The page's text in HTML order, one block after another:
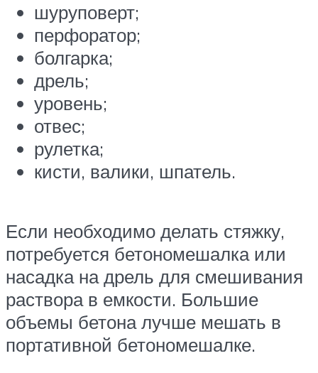
шуруповерт;
перфоратор;
болгарка;
дрель;
уровень;
отвес;
рулетка;
кисти, валики, шпатель.
Если необходимо делать стяжку,
потребуется бетономешалка или
насадка на дрель для смешивания
раствора в емкости. Большие
объемы бетона лучше мешать в
портативной бетономешалке.